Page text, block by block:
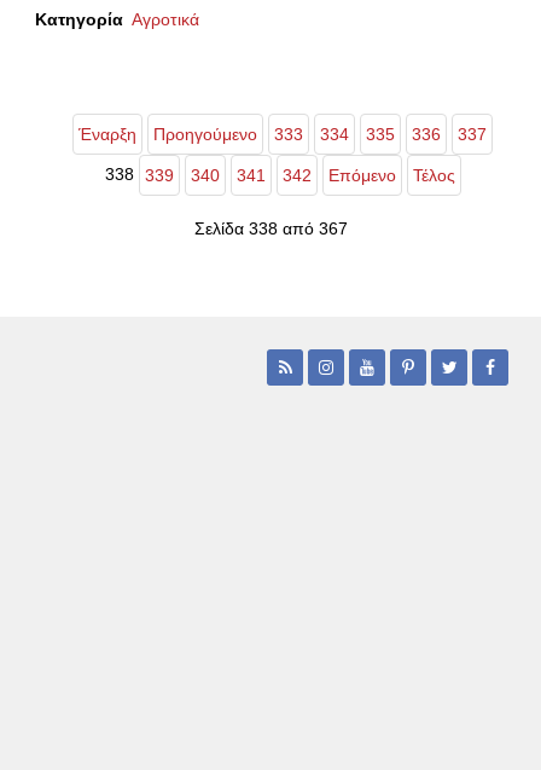
Κατηγορία Αγροτικά
Έναρξη Προηγούμενο 333 334 335 336 337
338 339 340 341 342 Επόμενο Τέλος
Σελίδα 338 από 367